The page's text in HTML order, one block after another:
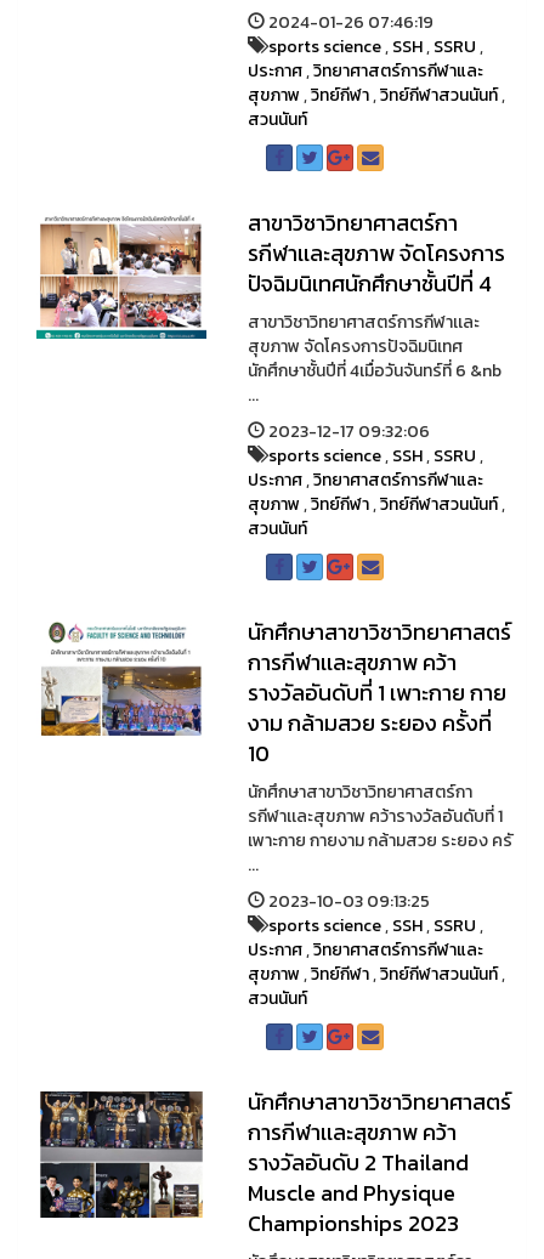
2024-01-26 07:46:19
sports science,SSH,SSRU,
ประกาศ,วิทยาศาสตร์การกีฬาและ
สุขภาพ,วิทย์กีฬา,วิทย์กีฬาสวนนันท์,
สวนนันท์
สาขาวิชาวิทยาศาสตร์กา
รกีฬาเเละสุขภาพ จัดโครงการ
ปัจฉิมนิเทศนักศึกษาชั้นปีที่ 4
สาขาวิชาวิทยาศาสตร์การกีฬาเเละ
สุขภาพ จัดโครงการปัจฉิมนิเทศ
นักศึกษาชั้นปีที่ 4เมื่อวันจันทร์ที่ 6 &nb
...
2023-12-17 09:32:06
sports science,SSH,SSRU,
ประกาศ,วิทยาศาสตร์การกีฬาและ
สุขภาพ,วิทย์กีฬา,วิทย์กีฬาสวนนันท์,
สวนนันท์
นักศึกษาสาขาวิชาวิทยาศาสตร์
การกีฬาเเละสุขภาพ คว้า
รางวัลอันดับที่ 1 เพาะกาย กาย
งาม กล้ามสวย ระยอง ครั้งที่
10
นักศึกษาสาขาวิชาวิทยาศาสตร์กา
รกีฬาเเละสุขภาพ คว้ารางวัลอันดับที่ 1
เพาะกาย กายงาม กล้ามสวย ระยอง ครั
...
2023-10-03 09:13:25
sports science,SSH,SSRU,
ประกาศ,วิทยาศาสตร์การกีฬาและ
สุขภาพ,วิทย์กีฬา,วิทย์กีฬาสวนนันท์,
สวนนันท์
นักศึกษาสาขาวิชาวิทยาศาสตร์
การกีฬาเเละสุขภาพ คว้า
รางวัลอันดับ 2 Thailand
Muscle and Physique
Championships 2023